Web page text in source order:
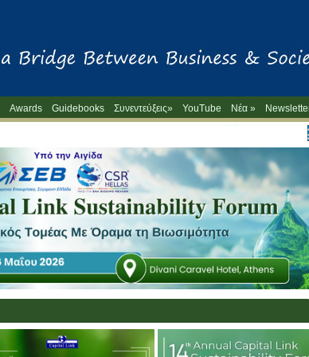
Awards Guidebooks Συνεντεύξεις» YouTube
Νέα »
-->